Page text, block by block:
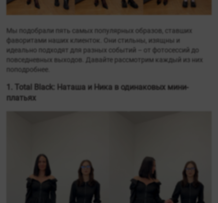
Мы подобрали пять самых популярных образов, ставших
фаворитами наших клиенток. Они стильны, изящны и
идеально подходят для разных событий – от фотосессий до
повседневных выходов. Давайте рассмотрим каждый из них
поподробнее.
1. Total Black: Наташа и Ника в одинаковых мини-
платьях